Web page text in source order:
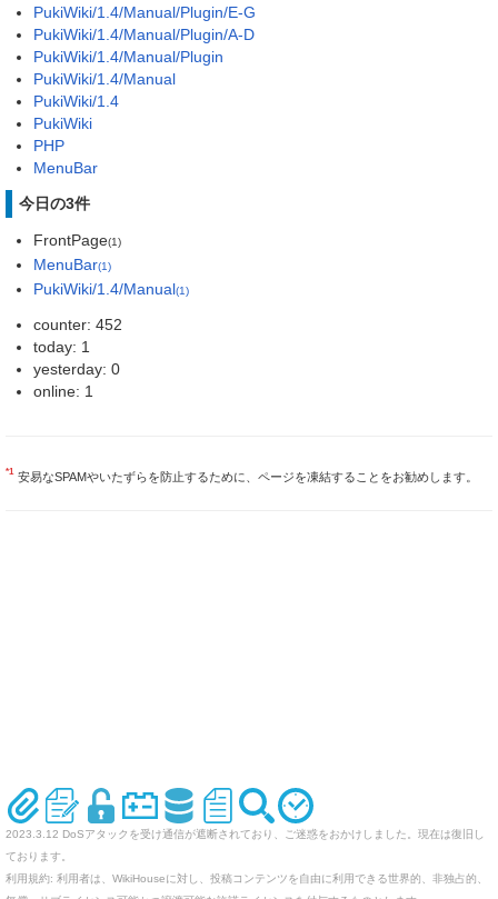
PukiWiki/1.4/Manual/Plugin/E-G
PukiWiki/1.4/Manual/Plugin/A-D
PukiWiki/1.4/Manual/Plugin
PukiWiki/1.4/Manual
PukiWiki/1.4
PukiWiki
PHP
MenuBar
今日の3件
FrontPage(1)
MenuBar(1)
PukiWiki/1.4/Manual(1)
counter: 452
today: 1
yesterday: 0
online: 1
*1 安易なSPAMやいたずらを防止するために、ページを凍結することをお勧めします。
2023.3.12 DoSアタックを受け通信が遮断されており、ご迷惑をおかけしました。現在は復旧し
ております。
利用規約: 利用者は、WikiHouseに対し、投稿コンテンツを自由に利用できる世界的、非独占的、